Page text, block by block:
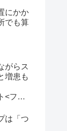
にかか
でも算
がらス
増患も
<ファ
の１
は「つ